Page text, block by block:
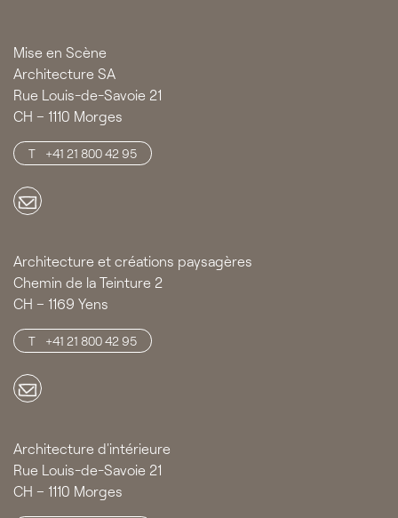
Mise en Scène
Architecture SA
Rue Louis-de-Savoie 21
CH – 1110 Morges
+41 21 800 42 95
Architecture et créations paysagères
Chemin de la Teinture 2
CH – 1169 Yens
+41 21 800 42 95
Architecture d'intérieure
Rue Louis-de-Savoie 21
CH – 1110 Morges